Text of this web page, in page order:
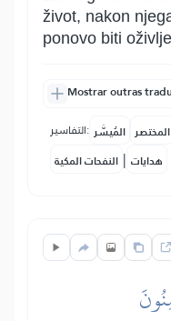
život, nakon
ponovo biti
Mostrar outras
التفاسير: المُيسَّر المختصر
النفحات المكية | هدايات